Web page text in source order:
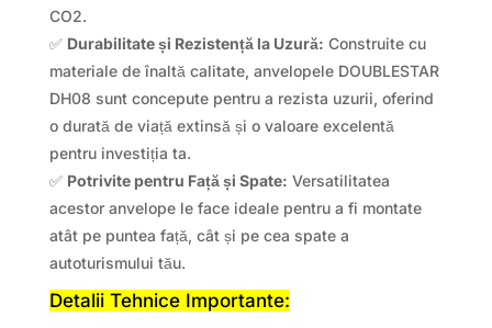
CO2.
✅ Durabilitate și Rezistență la Uzură: Construite cu
materiale de înaltă calitate, anvelopele DOUBLESTAR
DH08 sunt concepute pentru a rezista uzurii, oferind
o durată de viață extinsă și o valoare excelentă
pentru investiția ta.
✅ Potrivite pentru Față și Spate: Versatilitatea
acestor anvelope le face ideale pentru a fi montate
atât pe puntea față, cât și pe cea spate a
autoturismului tău.
Detalii Tehnice Importante: